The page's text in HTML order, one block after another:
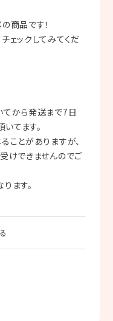
商品です！
ェックしてみてくだ
から発送まで7日
てます。
ことがありますが、
けできませんのでご
ます。